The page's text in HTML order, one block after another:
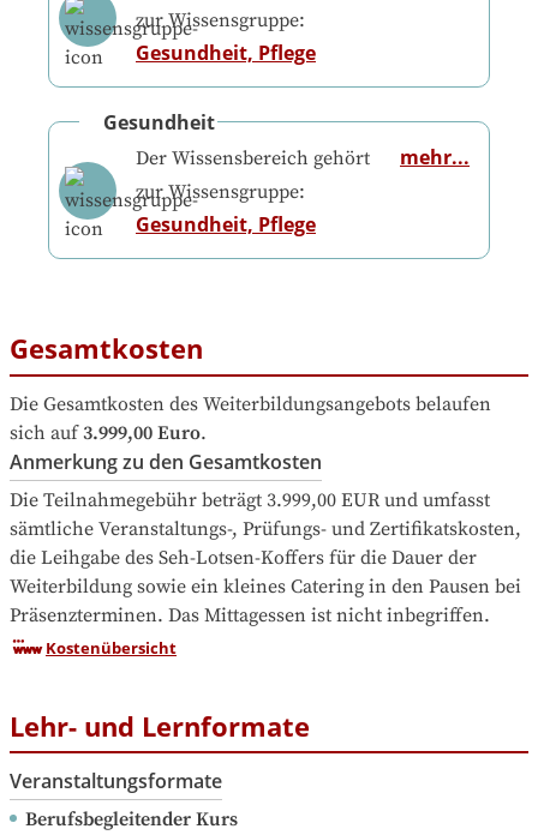
zur Wissensgruppe:
Gesundheit, Pflege
Gesundheit
Der Wissensbereich gehört
zur Wissensgruppe:
Gesundheit, Pflege
mehr...
Gesamtkosten
Die Gesamtkosten des Weiterbildungsangebots belaufen
sich auf 3.999,00 Euro.
Anmerkung zu den Gesamtkosten
Die Teilnahmegebühr beträgt 3.999,00 EUR und umfasst
sämtliche Veranstaltungs-, Prüfungs- und Zertifikatskosten,
die Leihgabe des Seh-Lotsen-Koffers für die Dauer der
Weiterbildung sowie ein kleines Catering in den Pausen bei
Präsenzterminen. Das Mittagessen ist nicht inbegriffen.
Kostenübersicht
Lehr- und Lernformate
Veranstaltungsformate
Berufsbegleitender Kurs